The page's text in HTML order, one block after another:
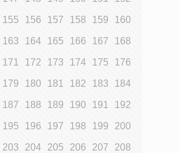
155 156 157 158 159 160
163 164 165 166 167 168
171 172 173 174 175 176
179 180 181 182 183 184
187 188 189 190 191 192
195 196 197 198 199 200
203 204 205 206 207 208